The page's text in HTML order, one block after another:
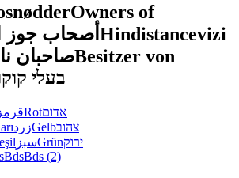
Owners of
أصحاب جوز Hindistancevizi
صاحبانBesitzer von
בעלי
قرمزRotאדום
زردGelbצהוב
سبزGrünירוק
BdsBds (2)